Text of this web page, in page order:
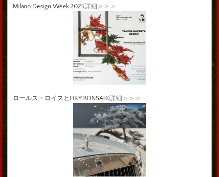
Milano Design Week 2025詳細＞＞＞
ロールス・ロイスとDRY BONSAI®詳細＞＞＞